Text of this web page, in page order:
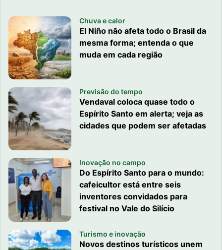
Chuva e calor
El Niño não afeta todo o Brasil da
mesma forma; entenda o que
muda em cada região
Previsão do tempo
Vendaval coloca quase todo o
Espírito Santo em alerta; veja as
cidades que podem ser afetadas
Inovação no campo
Do Espírito Santo para o mundo:
cafeicultor está entre seis
inventores convidados para
festival no Vale do Silício
Turismo e inovação
Novos destinos turísticos unem